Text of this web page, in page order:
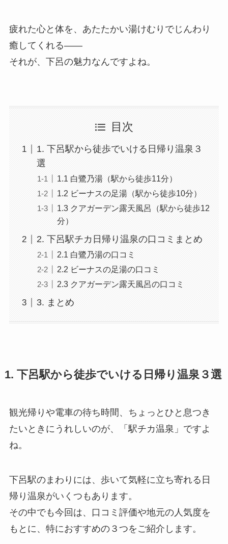
疲れた心と体を、あたたかい湯けむりでじんわり
癒してくれる——
それが、下呂の魅力なんですよね。
目次
1. 下呂駅から徒歩でいける日帰り温泉３
選
1.1 白鷺乃湯（駅から徒歩11分）
1.2 ビーナスの足湯（駅から徒歩10分）
1.3 クアガーデン露天風呂（駅から徒歩12
分）
2. 下呂駅チカ日帰り温泉の口コミまとめ
2.1 白鷺乃湯の口コミ
2.2 ビーナスの足湯の口コミ
2.3 クアガーデン露天風呂の口コミ
3. まとめ
1. 下呂駅から徒歩でいける日帰り温泉３選
観光帰りや電車の待ち時間、ちょっとひと息つき
たいときにうれしいのが、「駅チカ温泉」ですよ
ね。
下呂駅のまわりには、歩いて気軽に立ち寄れる日
帰り温泉がいくつもあります。
その中でも今回は、口コミ評価や地元の人気度を
もとに、特におすすめの３つをご紹介します。